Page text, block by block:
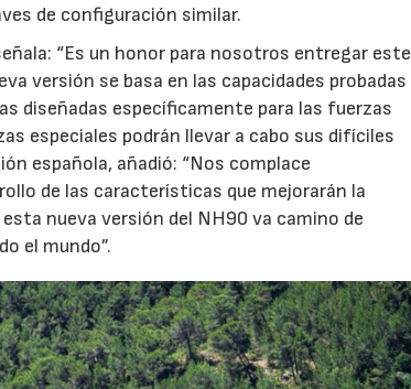
de configuración similar.
“Es un honor para nosotros entregar este
versión se basa en las capacidades probadas
diseñadas específicamente para las fuerzas
especiales podrán llevar a cabo sus difíciles
española, añadió: “Nos complace
de las características que mejorarán la
nueva versión del NH90 va camino de
el mundo”.